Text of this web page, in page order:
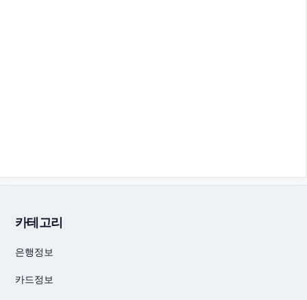
카테고리
은행정보
카드정보